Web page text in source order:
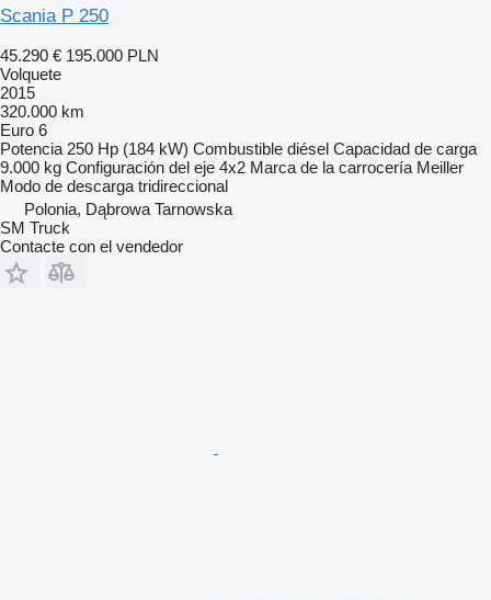
Scania P 250
45.290 € 195.000 PLN
Volquete
2015
320.000 km
Euro 6
Potencia 250 Hp (184 kW) Combustible diésel Capacidad de carga
9.000 kg Configuración del eje 4x2 Marca de la carrocería Meiller
Modo de descarga tridireccional
Polonia, Dąbrowa Tarnowska
SM Truck
Contacte con el vendedor